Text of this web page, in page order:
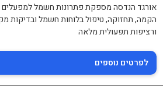
אורגד הנדסה מספקת פתרונות חשמל למפעלים
הקמה, תחזוקה, טיפול בלוחות חשמל ובדיקות
ורציפות תפעולית מלאה
לפרטים נוספים